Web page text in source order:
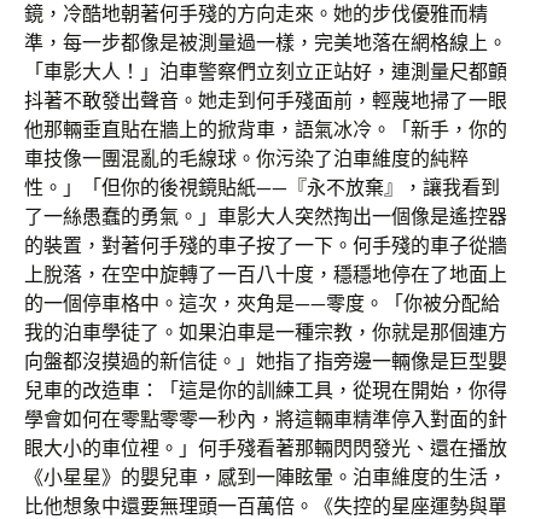
鏡，冷酷地朝著何手殘的方向走來。她的步伐優雅而精
準，每一步都像是被測量過一樣，完美地落在網格線上。
「車影大人！」泊車警察們立刻立正站好，連測量尺都顫
抖著不敢發出聲音。她走到何手殘面前，輕蔑地掃了一眼
他那輛垂直貼在牆上的掀背車，語氣冰冷。「新手，你的
車技像一團混亂的毛線球。你污染了泊車維度的純粹
性。」「但你的後視鏡貼紙——『永不放棄』，讓我看到
了一絲愚蠢的勇氣。」車影大人突然掏出一個像是遙控器
的裝置，對著何手殘的車子按了一下。何手殘的車子從牆
上脫落，在空中旋轉了一百八十度，穩穩地停在了地面上
的一個停車格中。這次，夾角是——零度。「你被分配給
我的泊車學徒了。如果泊車是一種宗教，你就是那個連方
向盤都沒摸過的新信徒。」她指了指旁邊一輛像是巨型嬰
兒車的改造車：「這是你的訓練工具，從現在開始，你得
學會如何在零點零零一秒內，將這輛車精準停入對面的針
眼大小的車位裡。」何手殘看著那輛閃閃發光、還在播放
《小星星》的嬰兒車，感到一陣眩暈。泊車維度的生活，
比他想象中還要無理頭一百萬倍。《失控的星座運勢與單